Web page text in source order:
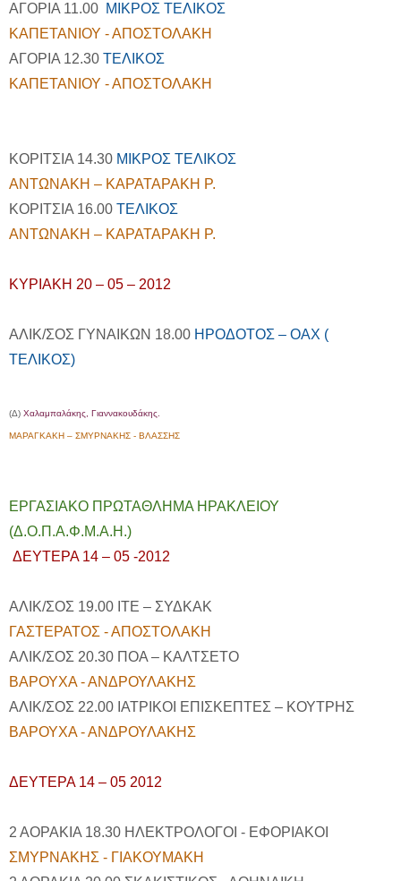
ΑΓΟΡΙΑ 11.00 ΜΙΚΡΟΣ ΤΕΛΙΚΟΣ
ΚΑΠΕΤΑΝΙΟΥ - ΑΠΟΣΤΟΛΑΚΗ
ΑΓΟΡΙΑ 12.30 ΤΕΛΙΚΟΣ
ΚΑΠΕΤΑΝΙΟΥ - ΑΠΟΣΤΟΛΑΚΗ
ΚΟΡΙΤΣΙΑ 14.30 ΜΙΚΡΟΣ ΤΕΛΙΚΟΣ
ΑΝΤΩΝΑΚΗ – ΚΑΡΑΤΑΡΑΚΗ Ρ.
ΚΟΡΙΤΣΙΑ 16.00 ΤΕΛΙΚΟΣ
ΑΝΤΩΝΑΚΗ – ΚΑΡΑΤΑΡΑΚΗ Ρ.
ΚΥΡΙΑΚΗ 20 – 05 – 2012
ΑΛΙΚ/ΣΟΣ ΓΥΝΑΙΚΩΝ 18.00 ΗΡΟΔΟΤΟΣ – ΟΑΧ (
ΤΕΛΙΚΟΣ)
(Δ) Χαλαμπαλάκης, Γιαννακουδάκης.
ΜΑΡΑΓΚΑΚΗ – ΣΜΥΡΝΑΚΗΣ - ΒΛΑΣΣΗΣ
ΕΡΓΑΣΙΑΚΟ ΠΡΩΤΑΘΛΗΜΑ ΗΡΑΚΛΕΙΟΥ
(Δ.Ο.Π.Α.Φ.Μ.Α.Η.)
ΔΕΥΤΕΡΑ 14 – 05 -2012
ΑΛΙΚ/ΣΟΣ 19.00 ΙΤΕ – ΣΥΔΚΑΚ
ΓΑΣΤΕΡΑΤΟΣ - ΑΠΟΣΤΟΛΑΚΗ
ΑΛΙΚ/ΣΟΣ 20.30 ΠΟΑ – ΚΑΛΤΣΕΤΟ
ΒΑΡΟΥΧΑ - ΑΝΔΡΟΥΛΑΚΗΣ
ΑΛΙΚ/ΣΟΣ 22.00 ΙΑΤΡΙΚΟΙ ΕΠΙΣΚΕΠΤΕΣ – ΚΟΥΤΡΗΣ
ΒΑΡΟΥΧΑ - ΑΝΔΡΟΥΛΑΚΗΣ
ΔΕΥΤΕΡΑ 14 – 05 2012
2 ΑΟΡΑΚΙΑ 18.30 ΗΛΕΚΤΡΟΛΟΓΟΙ - ΕΦΟΡΙΑΚΟΙ
ΣΜΥΡΝΑΚΗΣ - ΓΙΑΚΟΥΜΑΚΗ